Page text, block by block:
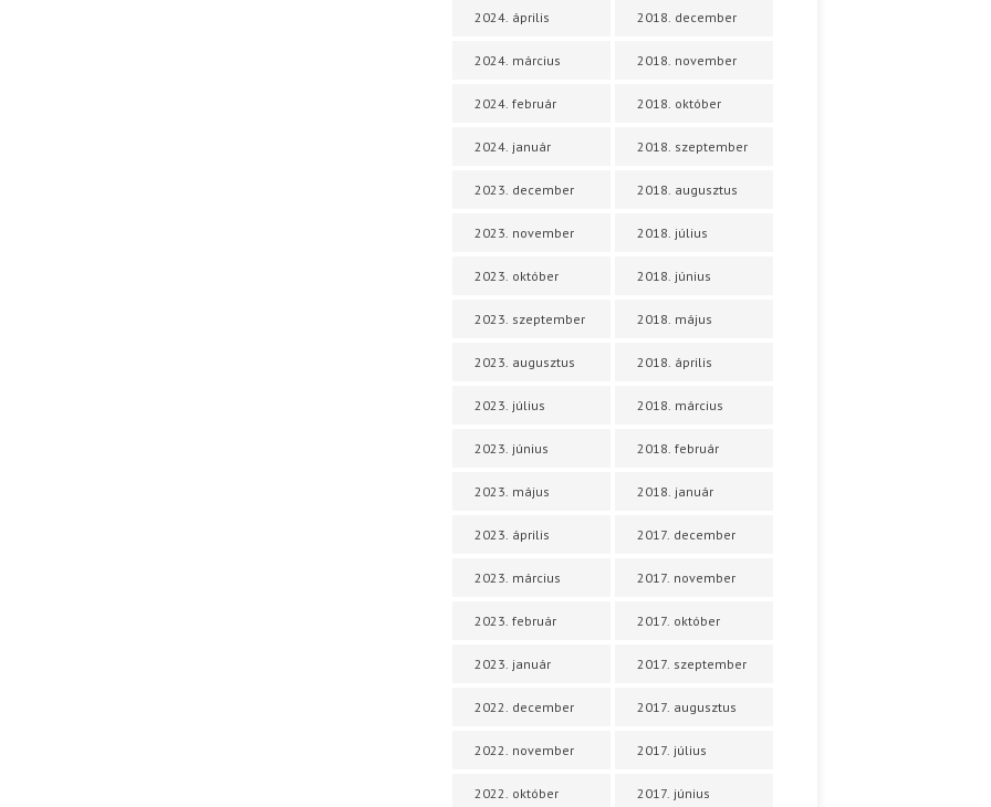
2024. április
2024. március
2024. február
2024. január
2023. december
2023. november
2023. október
2023. szeptember
2023. augusztus
2023. július
2023. június
2023. május
2023. április
2023. március
2023. február
2023. január
2022. december
2022. november
2022. október
2018. december
2018. november
2018. október
2018. szeptember
2018. augusztus
2018. július
2018. június
2018. május
2018. április
2018. március
2018. február
2018. január
2017. december
2017. november
2017. október
2017. szeptember
2017. augusztus
2017. július
2017. június